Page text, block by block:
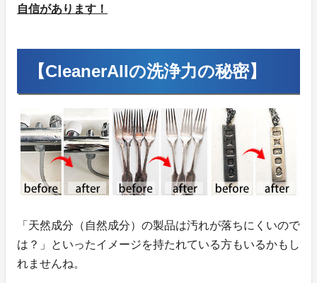
自信があります！
【CleanerAllの洗浄力の秘密】
「天然成分（自然成分）の製品は汚れが落ちにくいので
は？」といったイメージを持たれている方もいるかもし
れませんね。